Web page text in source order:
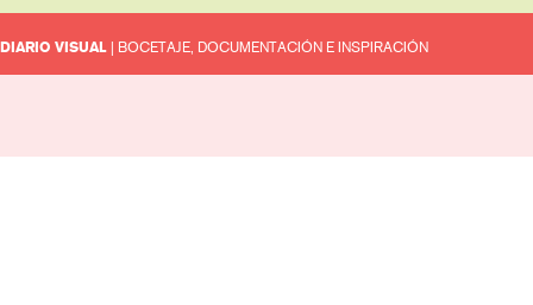
DIARIO VISUAL | BOCETAJE, DOCUMENTACIÓN E INSPIRACIÓN